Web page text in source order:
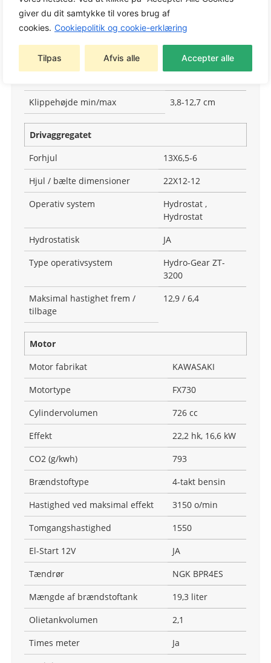
giver du dit samtykke til vores brug af
cookies. Cookiepolitik og cookie-erklæring
Tilpas Afvis alle Accepter alle
Kapacitet
Arbejdsbredde
152,4 cm
Klippehøjde min/max
3,8-12,7 cm
Drivaggregatet
Forhjul
13X6,5-6
Hjul / bælte dimensioner
22X12-12
Operativ system
Hydrostat ,
Hydrostat
Hydrostatisk
JA
Type operativsystem
Hydro-Gear ZT-
3200
Maksimal hastighet frem /
tilbage
12,9 / 6,4
Motor
Motor fabrikat
KAWASAKI
Motortype
FX730
Cylindervolumen
726 cc
Effekt
22,2 hk, 16,6 kW
CO2 (g/kwh)
793
Brændstoftype
4-takt bensin
Hastighed ved maksimal effekt
3150 o/min
Tomgangshastighed
1550
El-Start 12V
JA
Tændrør
NGK BPR4ES
Mængde af brændstoftank
19,3 liter
Olietankvolumen
2,1
Times meter
Ja